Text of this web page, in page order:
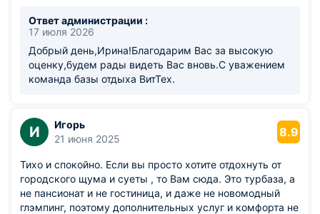
Ответ администрации :
17 июля 2026
Добрый день,Ирина!Благодарим Вас за высокую
оценку,будем рады видеть Вас вновь.С уважением
команда базы отдыха ВитТех.
И
Игорь
21 июня 2025
8.9
Тихо и спокойно. Если вы просто хотите отдохнуть от
городского щума и суеты , то Вам сюда. Это турбаза, а
не пансионат и не гостиница, и даже не новомодный
глэмпинг, поэтому дополнительных услуг и комфорта не